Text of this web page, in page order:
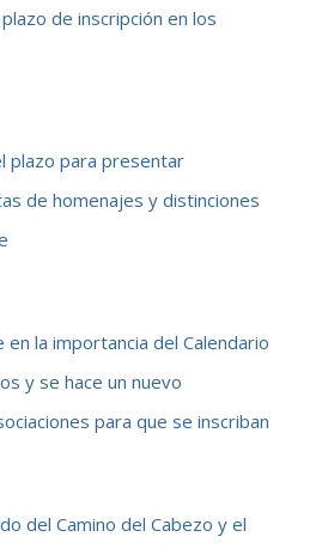
de inscripción en los
plazo para presentar
de homenajes y distinciones
en la importancia del Calendario
y se hace un nuevo
para que se inscriban
del Camino del Cabezo y el